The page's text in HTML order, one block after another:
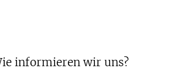
informieren wir uns?